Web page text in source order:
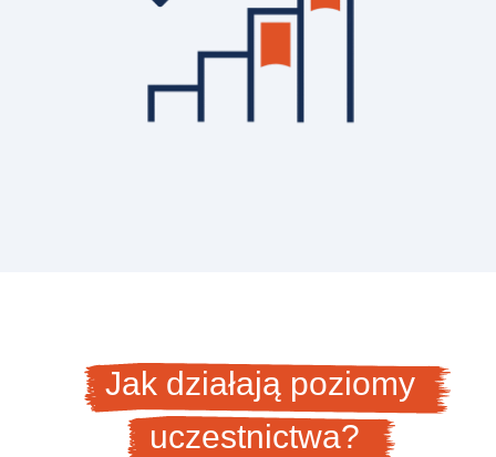
Jak działają poziomy
uczestnictwa?